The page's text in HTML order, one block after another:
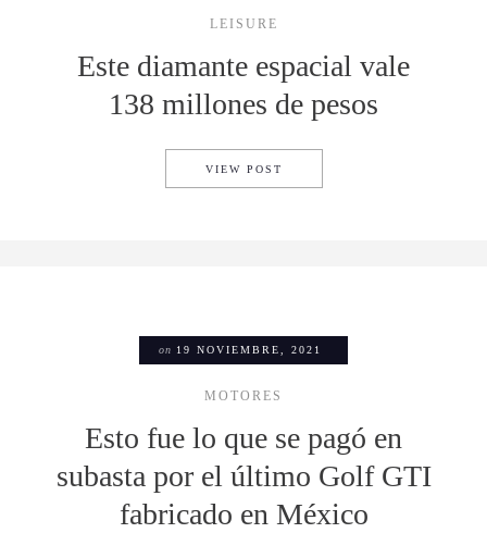
LEISURE
Este diamante espacial vale
138 millones de pesos
VIEW POST
on 19 NOVIEMBRE, 2021
MOTORES
Esto fue lo que se pagó en
subasta por el último Golf GTI
fabricado en México